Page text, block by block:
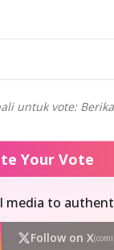
untuk vote:
Your Vote
media to
Follow on X